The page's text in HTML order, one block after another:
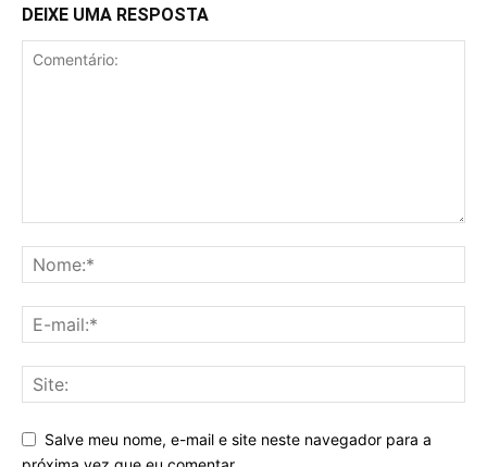
DEIXE UMA RESPOSTA
Salve meu nome, e-mail e site neste navegador para a